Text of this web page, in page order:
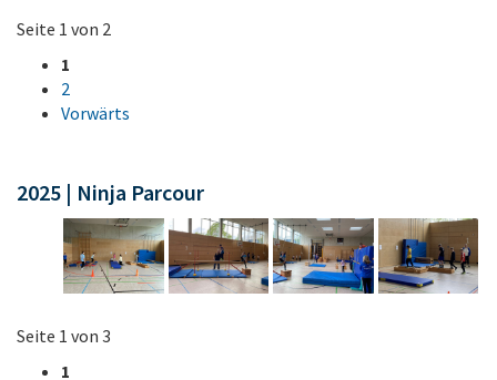
Seite 1 von 2
1
2
Vorwärts
2025 | Ninja Parcour
Seite 1 von 3
1